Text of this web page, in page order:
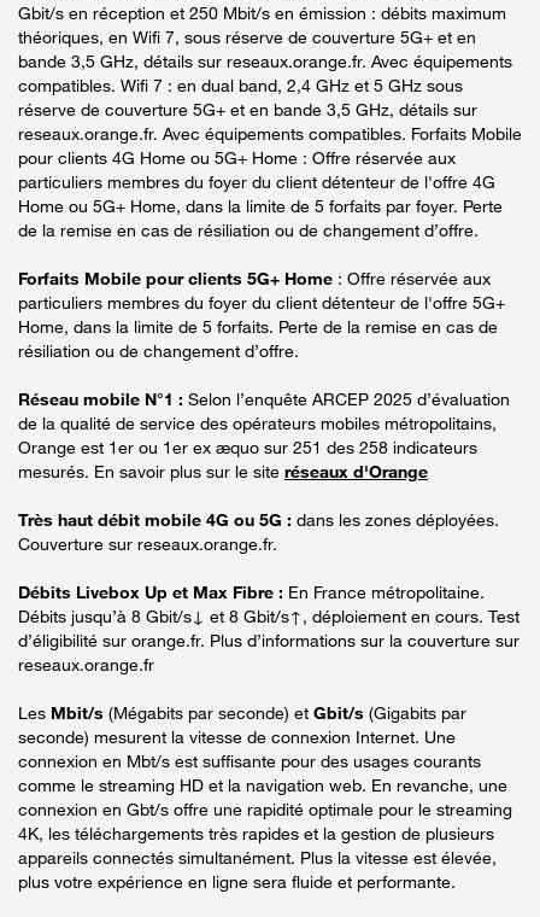
Gbit/s en réception et 250 Mbit/s en émission : débits maximum
théoriques, en Wifi 7, sous réserve de couverture 5G+ et en
bande 3,5 GHz, détails sur reseaux.orange.fr. Avec équipements
compatibles. Wifi 7 : en dual band, 2,4 GHz et 5 GHz sous
réserve de couverture 5G+ et en bande 3,5 GHz, détails sur
reseaux.orange.fr. Avec équipements compatibles. Forfaits Mobile
pour clients 4G Home ou 5G+ Home : Offre réservée aux
particuliers membres du foyer du client détenteur de l'offre 4G
Home ou 5G+ Home, dans la limite de 5 forfaits par foyer. Perte
de la remise en cas de résiliation ou de changement d’offre.
Forfaits Mobile pour clients 5G+ Home : Offre réservée aux
particuliers membres du foyer du client détenteur de l'offre 5G+
Home, dans la limite de 5 forfaits. Perte de la remise en cas de
résiliation ou de changement d’offre.
Réseau mobile N°1 : Selon l’enquête ARCEP 2025 d’évaluation
de la qualité de service des opérateurs mobiles métropolitains,
Orange est 1er ou 1er ex æquo sur 251 des 258 indicateurs
mesurés. En savoir plus sur le site réseaux d'Orange
Très haut débit mobile 4G ou 5G : dans les zones déployées.
Couverture sur reseaux.orange.fr.
Débits Livebox Up et Max Fibre : En France métropolitaine.
Débits jusqu’à 8 Gbit/s↓ et 8 Gbit/s↑, déploiement en cours. Test
d’éligibilité sur orange.fr. Plus d’informations sur la couverture sur
reseaux.orange.fr
Les Mbit/s (Mégabits par seconde) et Gbit/s (Gigabits par
seconde) mesurent la vitesse de connexion Internet. Une
connexion en Mbt/s est suffisante pour des usages courants
comme le streaming HD et la navigation web. En revanche, une
connexion en Gbt/s offre une rapidité optimale pour le streaming
4K, les téléchargements très rapides et la gestion de plusieurs
appareils connectés simultanément. Plus la vitesse est élevée,
plus votre expérience en ligne sera fluide et performante.